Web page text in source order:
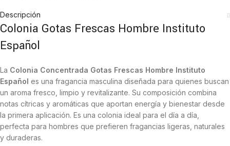
Descripción
Colonia Gotas Frescas Hombre Instituto
Español
La Colonia Concentrada Gotas Frescas Hombre Instituto
Español es una fragancia masculina diseñada para quienes buscan
un aroma fresco, limpio y revitalizante. Su composición combina
notas cítricas y aromáticas que aportan energía y bienestar desde
la primera aplicación. Es una colonia ideal para el día a día,
perfecta para hombres que prefieren fragancias ligeras, naturales
y duraderas.